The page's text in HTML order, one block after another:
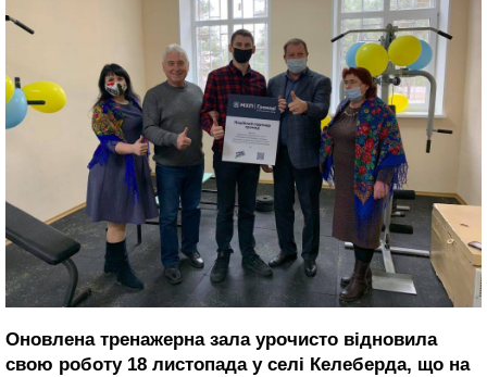
Оновлена тренажерна зала урочисто відновила
свою роботу 18 листопада у селі Келеберда, що на